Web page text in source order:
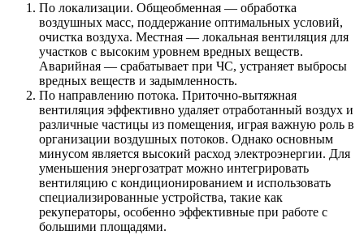
По локализации. Общеобменная — обработка
воздушных масс, поддержание оптимальных условий,
очистка воздуха. Местная — локальная вентиляция для
участков с высоким уровнем вредных веществ.
Аварийная — срабатывает при ЧС, устраняет выбросы
вредных веществ и задымленность.
По направлению потока. Приточно-вытяжная
вентиляция эффективно удаляет отработанный воздух и
различные частицы из помещения, играя важную роль в
организации воздушных потоков. Однако основным
минусом является высокий расход электроэнергии. Для
уменьшения энергозатрат можно интегрировать
вентиляцию с кондиционированием и использовать
специализированные устройства, такие как
рекуператоры, особенно эффективные при работе с
большими площадями.